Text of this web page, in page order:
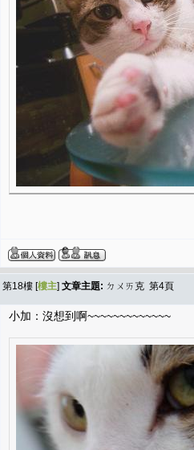
第18樓 [樓主] 文章主題: ㄉㄨㄞ克 第4頁
小加：沒想到啊~~~~~~~~~~~~~